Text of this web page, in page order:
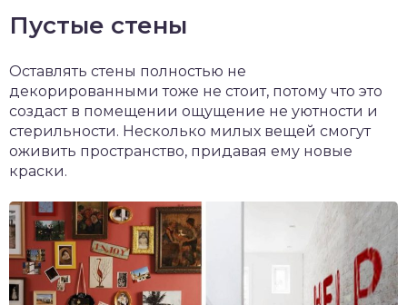
Пустые стены
Оставлять стены полностью не
декорированными тоже не стоит, потому что это
создаст в помещении ощущение не уютности и
стерильности. Несколько милых вещей смогут
оживить пространство, придавая ему новые
краски.